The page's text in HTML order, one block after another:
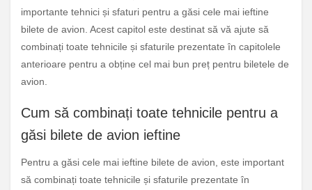
importante tehnici și sfaturi pentru a găsi cele mai ieftine
bilete de avion. Acest capitol este destinat să vă ajute să
combinați toate tehnicile și sfaturile prezentate în capitolele
anterioare pentru a obține cel mai bun preț pentru biletele de
avion.
Cum să combinați toate tehnicile pentru a
găsi bilete de avion ieftine
Pentru a găsi cele mai ieftine bilete de avion, este important
să combinați toate tehnicile și sfaturile prezentate în